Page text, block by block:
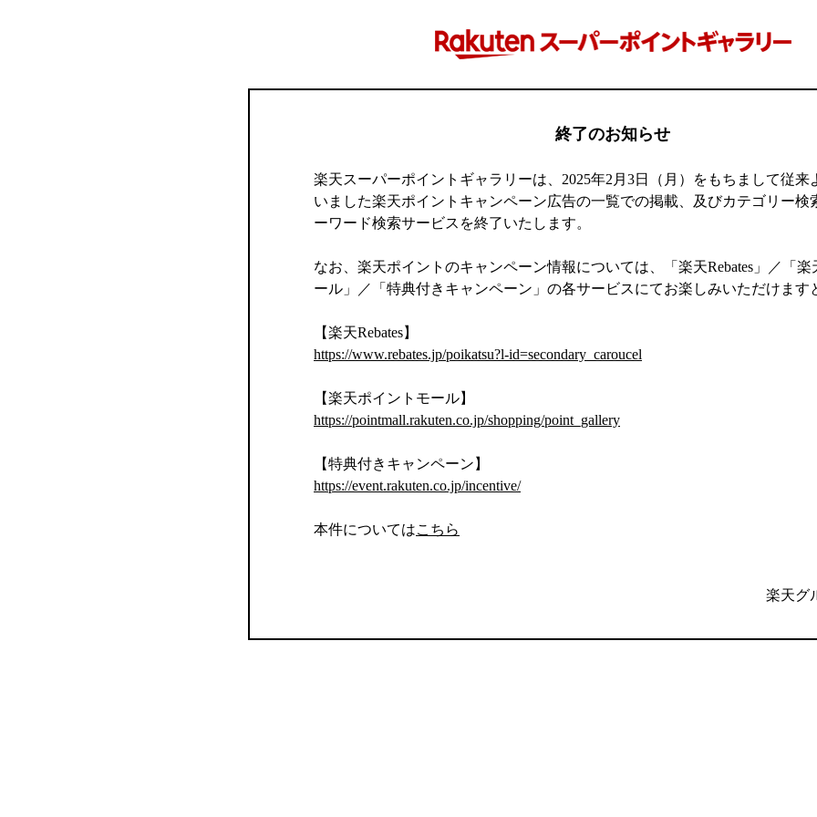
終了のお知らせ
楽天スーパーポイントギャラリーは、2025年2月3日（月）をもちまして従来
いました楽天ポイントキャンペーン広告の一覧での掲載、及びカテゴリー検
ーワード検索サービスを終了いたします。
なお、楽天ポイントのキャンペーン情報については、「楽天Rebates」／「楽
ール」／「特典付きキャンペーン」の各サービスにてお楽しみいただけます
【楽天Rebates】
https://www.rebates.jp/poikatsu?l-id=secondary_caroucel
【楽天ポイントモール】
https://pointmall.rakuten.co.jp/shopping/point_gallery
【特典付きキャンペーン】
https://event.rakuten.co.jp/incentive/
本件についてはこちら
楽天グ